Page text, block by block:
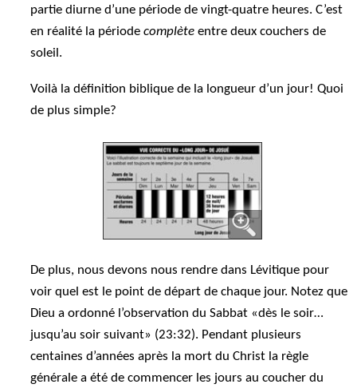
partie diurne d’une période de vingt-quatre heures. C’est
en réalité la périodecomplète entre deux couchers de
soleil.
Voilà la définition biblique de la longueur d’un jour! Quoi
de plus simple?
De plus, nous devons nous rendre dans Lévitique pour
voir quel est le point de départ de chaque jour. Notez que
Dieu a ordonné l’observation du Sabbat «dès le soir…
jusqu’au soir suivant» (23:32). Pendant plusieurs
centaines d’années après la mort du Christ la règle
générale a été de commencer les jours au coucher du